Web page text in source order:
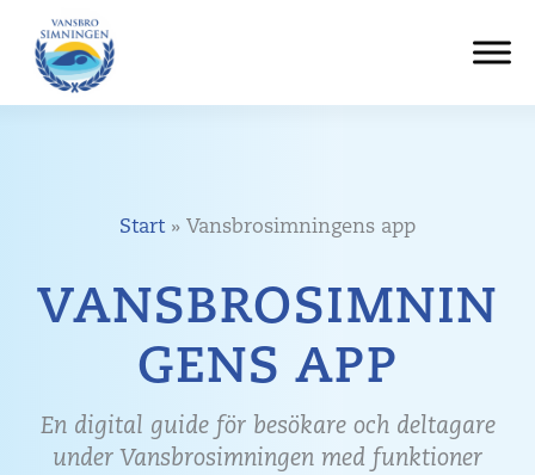
innehåll
Start » Vansbrosimningens app
VANSBROSIMNIN
GENS APP
En digital guide för besökare och deltagare
under Vansbrosimningen med funktioner